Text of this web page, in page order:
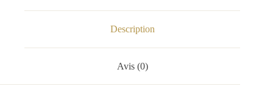
Description
Avis (0)